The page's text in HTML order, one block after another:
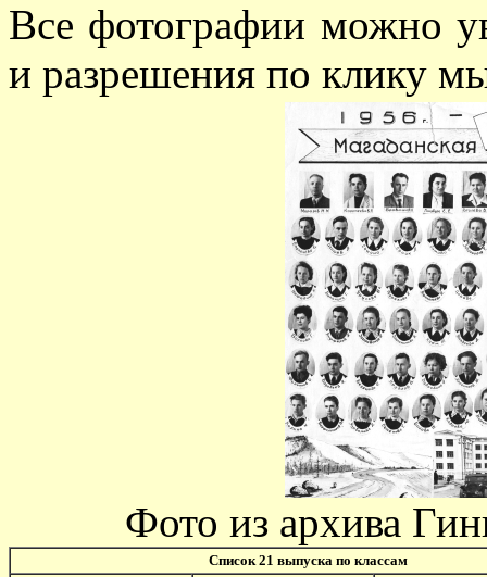
Все фотографии можно
и разрешения по клику
Фото из архива
Список 21 выпуска по классам